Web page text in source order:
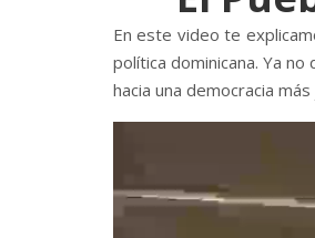
En este video te
política dominicana. Ya
hacia una democracia